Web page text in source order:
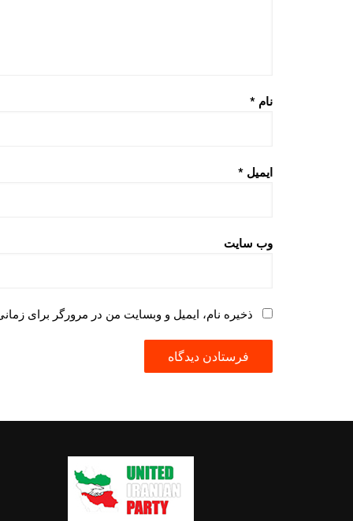
نام *
ایمیل *
وب‌ سایت
ذخیره نام، ایمیل و وبسایت من در مرورگر برای